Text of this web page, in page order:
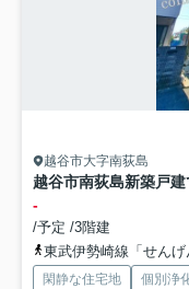
越谷市大字南荻島
-
/予定 /3階建
東武伊勢崎線「せん
閑静な住宅地
個別浄